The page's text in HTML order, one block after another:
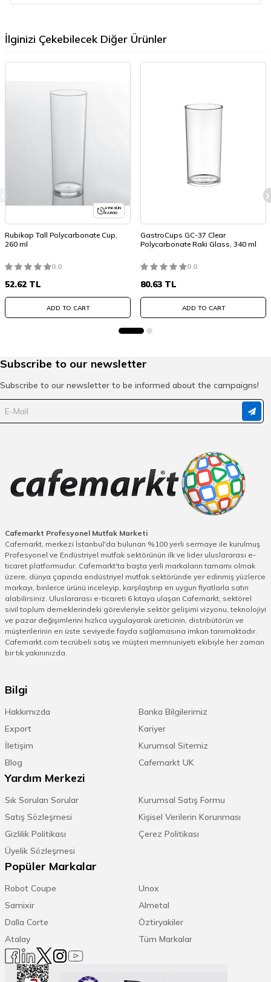
İlginizi Çekebilecek Diğer Ürünler
AYNI GÜN
KARGO
Rubikap Tall Polycarbonate Cup,
260 ml
0.0
52.62 TL
ADD TO CART
GastroCups GC-37 Clear
Polycarbonate Raki Glass, 340 ml
0.0
80.63 TL
ADD TO CART
Subscribe to our newsletter
Subscribe to our newsletter to be informed about the campaigns!
Cafemarkt Profesyonel Mutfak Marketi
Cafemarkt, merkezi İstanbul'da bulunan %100 yerli sermaye ile kurulmuş
Profesyonel ve Endüstriyel mutfak sektörünün ilk ve lider uluslararası e-
ticaret platformudur. Cafemarkt'ta başta yerli markaların tamamı olmak
üzere, dünya çapında endüstriyel mutfak sektöründe yer edinmiş yüzlerce
markayı, binlerce ürünü inceleyip, karşılaştırıp en uygun fiyatlarla satın
alabilirsiniz. Uluslararası e-ticareti 6 kıtaya ulaşan Cafemarkt, sektörel
sivil toplum derneklerindeki görevleriyle sektör gelişimi vizyonu, teknolojiyi
ve pazar değişimlerini hızlıca uygulayarak üreticinin, distribütörün ve
müşterilerinin en üste seviyede fayda sağlamasına imkan tanımaktadır.
Cafemarkt.com tecrübeli satış ve müşteri memnuniyeti ekibiyle her zaman
bir tık yakınınızda.
Bilgi
Hakkımızda
Banka Bilgilerimiz
Export
Kariyer
İletişim
Kurumsal Sitemiz
Blog
Cafemarkt UK
Yardım Merkezi
Sık Sorulan Sorular
Kurumsal Satış Formu
Satış Sözleşmesi
Kişisel Verilerin Korunması
Gizlilik Politikası
Çerez Politikası
Üyelik Sözleşmesi
Popüler Markalar
Robot Coupe
Unox
Samixir
Almetal
Dalla Corte
Öztiryakiler
Atalay
Tüm Markalar